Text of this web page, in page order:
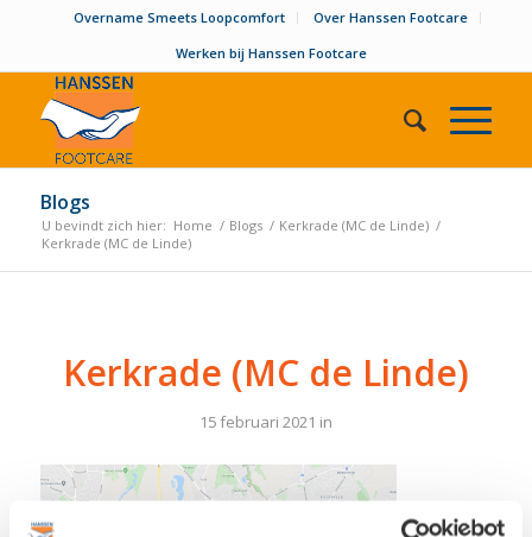
Overname Smeets Loopcomfort
Over Hanssen Footcare
Werken bij Hanssen Footcare
Blogs
U bevindt zich hier: Home / Blogs / Kerkrade (MC de Linde) /
Kerkrade (MC de Linde)
Kerkrade (MC de Linde)
15 februari 2021 in